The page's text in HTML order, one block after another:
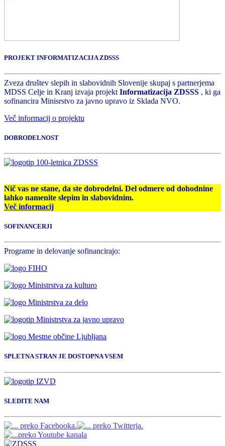
PROJEKT INFORMATIZACIJA ZDSSS
Zveza društev slepih in slabovidnih Slovenije skupaj s partnerjema
MDSS Celje in Kranj izvaja projekt Informatizacija ZDSSS , ki ga
sofinancira Minisrstvo za javno upravo iz Sklada NVO.
Več informacij o projektu
DOBRODELNOST
Nič vas ne stane, da ste dobrodelni. Del odmere od dohodnine
lahko namenite slepim in slabovidnim.
Več informacij
SOFINANCERJI
Programe in delovanje sofinancirajo:
SPLETNA STRAN JE DOSTOPNA VSEM
SLEDITE NAM